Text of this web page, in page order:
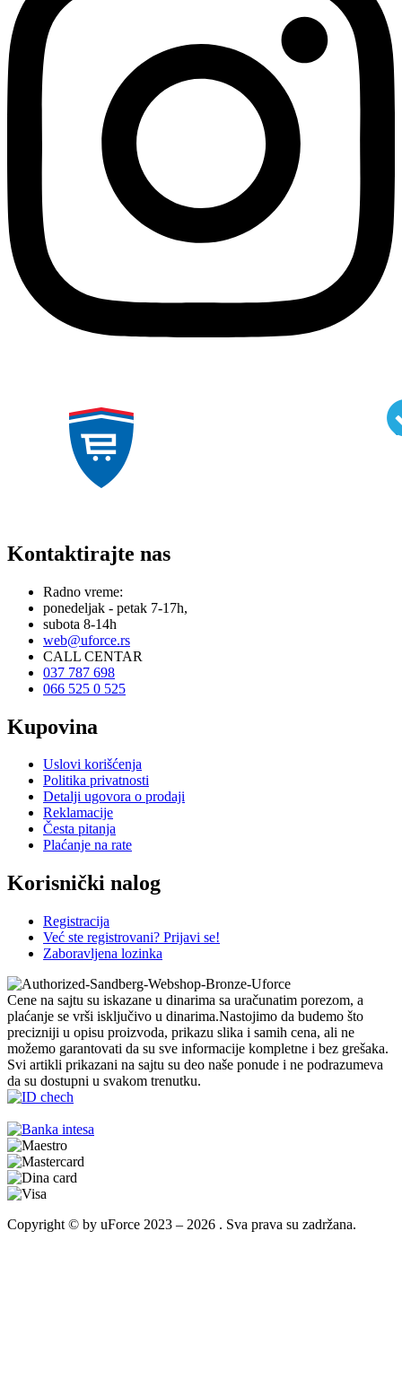
Kontaktirajte nas
Radno vreme:
ponedeljak - petak 7-17h,
subota 8-14h
web@uforce.rs
CALL CENTAR
037 787 698
066 525 0 525
Kupovina
Uslovi korišćenja
Politika privatnosti
Detalji ugovora o prodaji
Reklamacije
Česta pitanja
Plaćanje na rate
Korisnički nalog
Registracija
Već ste registrovani? Prijavi se!
Zaboravljena lozinka
Cene na sajtu su iskazane u dinarima sa uračunatim porezom, a
plaćanje se vrši isključivo u dinarima.Nastojimo da budemo što
precizniji u opisu proizvoda, prikazu slika i samih cena, ali ne
možemo garantovati da su sve informacije kompletne i bez grešaka.
Svi artikli prikazani na sajtu su deo naše ponude i ne podrazumeva
da su dostupni u svakom trenutku.
Copyright © by uForce 2023 – 2026 . Sva prava su zadržana.